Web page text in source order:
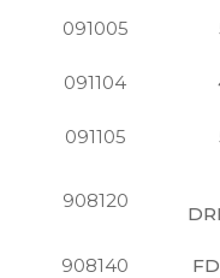
091005
091104
091105
908120
908140